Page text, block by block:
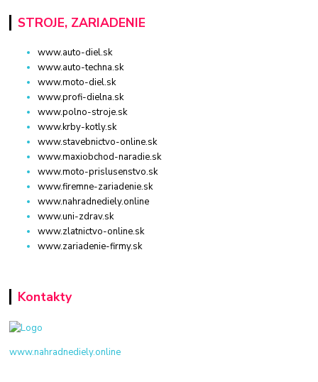
STROJE, ZARIADENIE
www.auto-diel.sk
www.auto-techna.sk
www.moto-diel.sk
www.profi-dielna.sk
www.polno-stroje.sk
www.krby-kotly.sk
www.stavebnictvo-online.sk
www.maxiobchod-naradie.sk
www.moto-prislusenstvo.sk
www.firemne-zariadenie.sk
www.nahradnediely.online
www.uni-zdrav.sk
www.zlatnictvo-online.sk
www.zariadenie-firmy.sk
Kontakty
www.nahradnediely.online